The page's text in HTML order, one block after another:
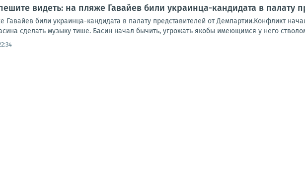
видеть: на пляже Гавайев били украинца-кандидата в палату
Гавайев били украинца-кандидата в палату представителей от Демпартии.Конфликт
сделать музыку тише. Басин начал бычить, угрожать якобы имеющимся у него